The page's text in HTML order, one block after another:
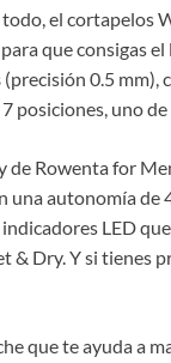
el
que consigas
(precisión 0.5 mm),
posiciones, uno
Rowenta for
una autonomía
LED
& Dry. Y si tienes
que te ayuda a